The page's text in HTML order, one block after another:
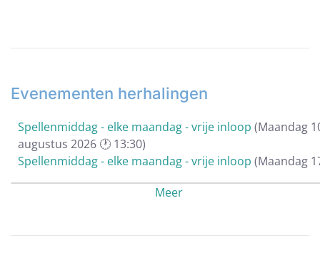
Evenementen herhalingen
Spellenmiddag - elke maandag - vrije inloop (Maandag
augustus 2026 🕐 13:30)
Spellenmiddag - elke maandag - vrije inloop (Maandag
Spellenmiddag - elke maandag - vrije inloop
Meer